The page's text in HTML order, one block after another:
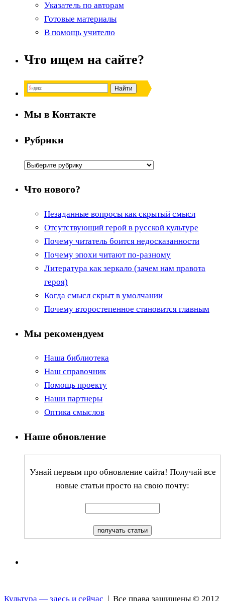
Указатель по авторам
Готовые материалы
В помощь учителю
Что ищем на сайте?
Мы в Контакте
Рубрики
Рубрики
Что нового?
Незаданные вопросы как скрытый смысл
Отсутствующий герой в русской культуре
Почему читатель боится недосказанности
Почему эпохи читают по-разному
Литература как зеркало (зачем нам правота
героя)
Когда смысл скрыт в умолчании
Почему второстепенное становится главным
Мы рекомендуем
Наша библиотека
Наш справочник
Помощь проекту
Наши партнеры
Оптика смыслов
Наше обновление
Узнай первым про обновление сайта! Получай все
новые статьи просто на свою почту:
Культура — здесь и сейчас | Все права защищены © 2012